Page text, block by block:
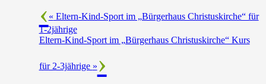
« Eltern-Kind-Sport im „Bürgerhaus Christuskirche“ für
1-2jährige
Eltern-Kind-Sport im „Bürgerhaus Christuskirche“ Kurs
für 2-3jährige »